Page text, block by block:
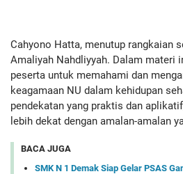
Cahyono Hatta, menutup rangkaian
Amaliyah Nahdliyyah. Dalam materi
peserta untuk memahami dan
keagamaan NU dalam kehidupan
pendekatan yang praktis dan
lebih dekat dengan amalan-amalan
BACA JUGA
SMK N 1 Demak Siap Gelar PSAS